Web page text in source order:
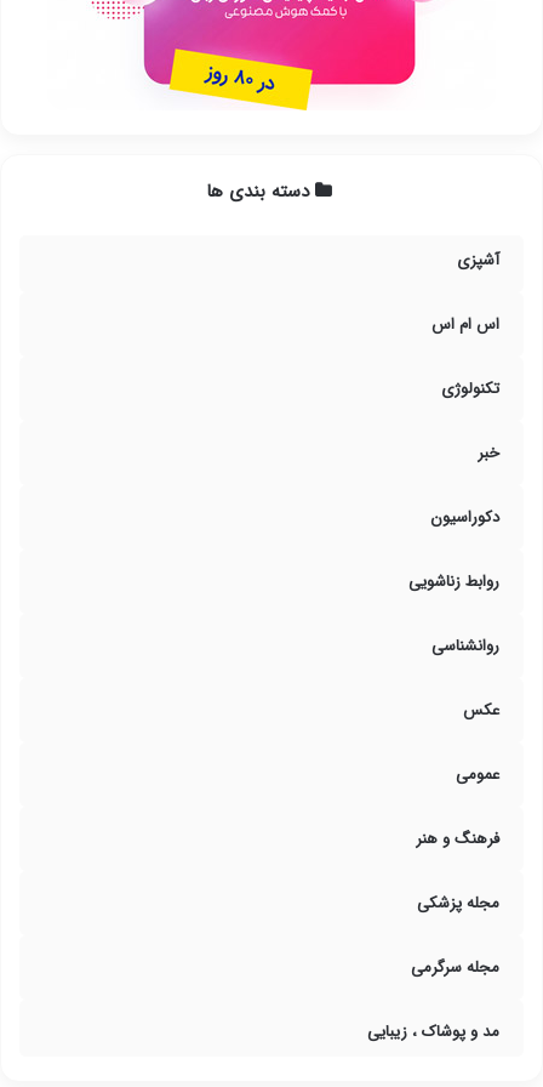
دسته بندی ها
آشپزی
اس ام اس
تکنولوژی
خبر
دکوراسیون
روابط زناشویی
روانشناسی
عکس
عمومی
فرهنگ و هنر
مجله پزشکی
مجله سرگرمی
مد و پوشاک ، زیبایی